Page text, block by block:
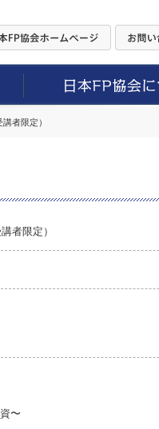
者限定）
者限定）
〜